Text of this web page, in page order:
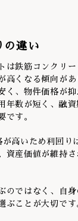
の違い
は鉄筋コンクリ
高くなる傾向が
く、物件価格が抑
年数が短く、融
です。
高いため利回り
資産価値が維持
のではなく、自
ぶことが大切です